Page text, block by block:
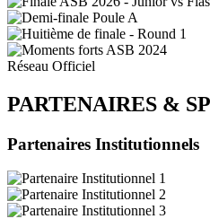
Réseau Officiel
PARTENAIRES &
Partenaires Institutionnels